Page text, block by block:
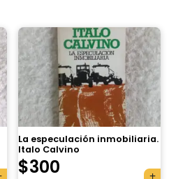
La especulación inmobiliaria.
Italo Calvino
$300